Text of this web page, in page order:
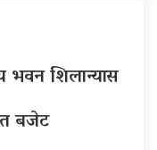
भवन शिलान्यास
बजेट